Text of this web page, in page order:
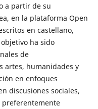
a partir de su
en la plataforma Open
en castellano,
ha sido
de
artes, humanidades y
en enfoques
discusiones sociales,
preferentemente